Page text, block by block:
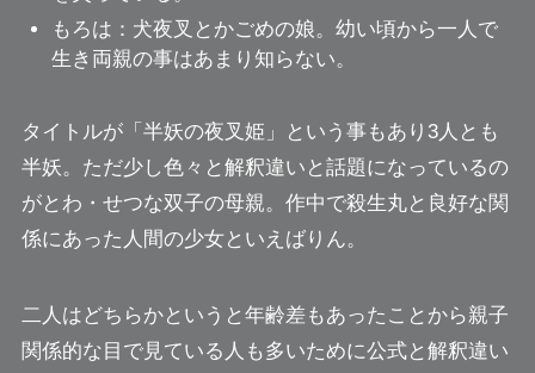
もろは：犬夜叉とかごめの娘。幼い頃から一人で
生き両親の事はあまり知らない。
タイトルが「半妖の夜叉姫」という事もあり3人とも
半妖。ただ少し色々と解釈違いと話題になっているの
がとわ・せつな双子の母親。作中で殺生丸と良好な関
係にあった人間の少女といえばりん。
二人はどちらかというと年齢差もあったことから親子
関係的な目で見ている人も多いために公式と解釈違い